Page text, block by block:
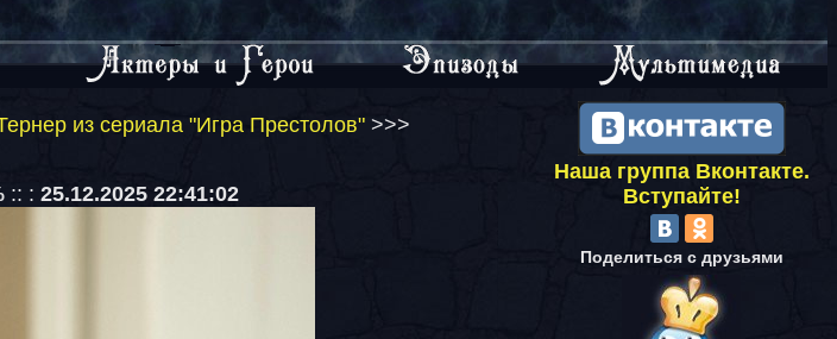
из сериала "Игра Престолов" >>>
:: : 25.12.2025 22:41:02
Наша группа Вконтакте.
Вступайте!
Поделиться с друзьями